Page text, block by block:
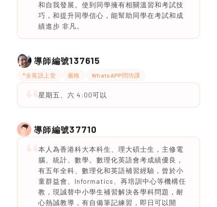
和自我發展。使到同學擁有相關溫習和考試技
巧，和提升同學信心，能幫助同學在考試和成
績進步 非凡。
導師編號137615
*全英語上堂 嚴格 WhatsAPP問功課
星期五、六 4:00可以
導師編號37710
本人為香港科大本科生、理大碩士生，主修電
腦、統計、數學。數理化英語會考成績優良，
有五年全科、數理化和英語補習經驗，曾於小
童群益會、Informatics、再培訓中心等機構任
教，現誠替中小學生補習解決各學科問題，耐
心熱誠教導，有自備筆記練習，即日可以開